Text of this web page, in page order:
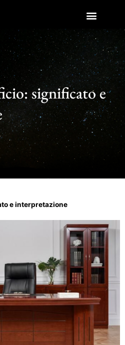
significato e
e interpretazione